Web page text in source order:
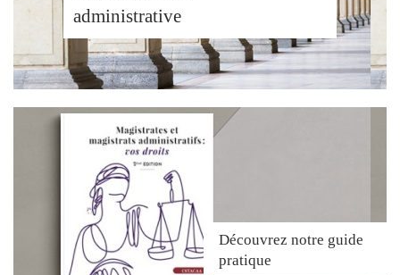
administrative
Découvrez notre guide
pratique